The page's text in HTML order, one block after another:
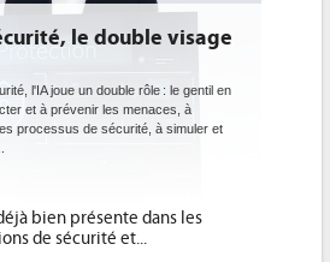
DEE: l'efficacité énergétique
bientôt une obligation pour les
datacenters
Des datacenters plus durables et plus efficaces, c'est
ce que recherchent les pouvoirs publics européens
avec la mise en oeuvre de la nouvelle Directive sur
1
Qu'est-ce que la DEE (directive
d'efficacité énergétique) ?